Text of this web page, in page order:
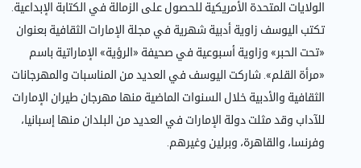
الولايات المتحدة الأمريكية للحصول على الزمالة في الكتابة الإبداعية.
تكتب اليوسف زاوية أدبية شهرية في مجلة الإمارات الثقافية بعنوان
«تحت الحبر» وزاوية أسبوعية في صحيفة «الرؤية» الإماراتية باسم
«مرأة القلم». شاركت اليوسف في العديد من المناسبات والمهرجانات
الثقافية والأدبية خلال السنوات الماضية منها مهرجان طيران الإمارات
للآداب وقد مثلت دولة الإمارات في العديد من البلدان منها إسبانيا،
وفرنسا، والقاهرة، وبرلين وغيرهم.